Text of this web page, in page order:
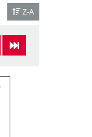
Z-A